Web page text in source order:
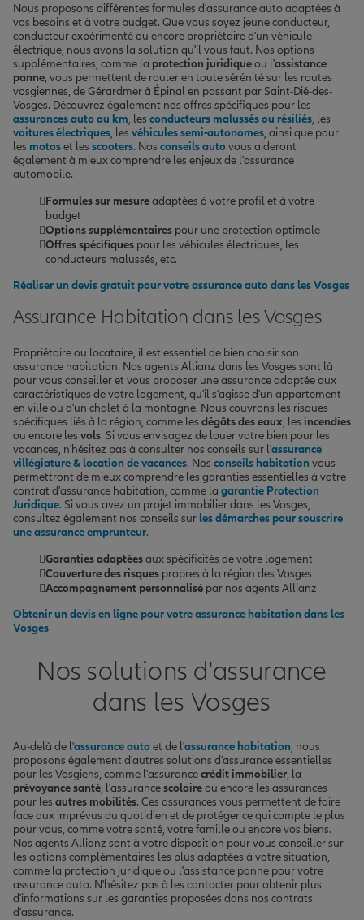
Nous proposons différentes formules d'assurance auto adaptées à
vos besoins et à votre budget. Que vous soyez jeune conducteur,
conducteur expérimenté ou encore propriétaire d'un véhicule
électrique, nous avons la solution qu'il vous faut. Nos options
supplémentaires, comme la protection juridiqueou l'assistance
panne, vous permettent de rouler en toute sérénité sur les routes
vosgiennes, de Gérardmer à Épinal en passant par Saint-Dié-des-
Vosges. Découvrez également nos offres spécifiques pour les
assurances auto au km, les conducteurs malussés ou résiliés, les
voitures électriques, les véhicules semi-autonomes, ainsi que pour
les motoset les scooters. Nos conseils autovous aideront
également à mieux comprendre les enjeux de l'assurance
automobile.
Formules sur mesureadaptées à votre profil et à votre
budget
Options supplémentaires pour une protection optimale
Offres spécifiques pour les véhicules électriques, les
conducteurs malussés, etc.
Réaliser un devis gratuit pour votre assurance auto dans les Vosges
Assurance Habitation dans les Vosges
Propriétaire ou locataire, il est essentiel de bien choisir son
assurance habitation. Nos agents Allianz dans les Vosges sont là
pour vous conseiller et vous proposer une assurance adaptée aux
caractéristiques de votre logement, qu'il s'agisse d'un appartement
en ville ou d'un chalet à la montagne. Nous couvrons les risques
spécifiques liés à la région, comme les dégâts des eaux, les incendies
ou encore les vols. Si vous envisagez de louer votre bien pour les
vacances, n'hésitez pas à consulter nos conseils sur l'assurance
villégiature & location de vacances. Nos conseils habitation vous
permettront de mieux comprendre les garanties essentielles à votre
contrat d'assurance habitation, comme la garantie Protection
Juridique. Si vous avez un projet immobilier dans les Vosges,
consultez également nos conseils sur les démarches pour souscrire
une assurance emprunteur.
Garanties adaptéesaux spécificités de votre logement
Couverture des risques propres à la région des Vosges
Accompagnement personnalisé par nos agents Allianz
Obtenir un devis en ligne pour votre assurance habitation dans les
Vosges
Nos solutions d'assurance
dans les Vosges
Au-delà de l'assurance autoet de l'assurance habitation, nous
proposons également d'autres solutions d'assurance essentielles
pour les Vosgiens, comme l'assurancecrédit immobilier, la
prévoyance santé, l'assurancescolaireou encore les assurances
pour les autres mobilités. Ces assurances vous permettent de faire
face aux imprévus du quotidien et de protéger ce qui compte le plus
pour vous, comme votre santé, votre famille ou encore vos biens.
Nos agents Allianz sont à votre disposition pour vous conseiller sur
les options complémentaires les plus adaptées à votre situation,
comme la protection juridique ou l'assistance panne pour votre
assurance auto. N'hésitez pas à les contacter pour obtenir plus
d'informations sur les garanties proposées dans nos contrats
d'assurance.